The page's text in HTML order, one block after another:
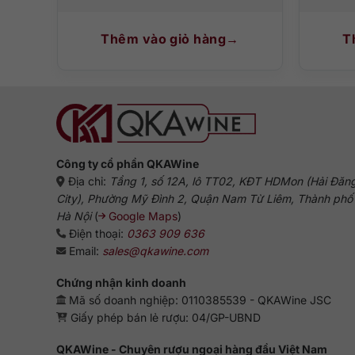
Thêm vào giỏ hàng
Công ty cổ phần QKAWine
Địa chỉ: Tầng 1, số 12A, lô TT02, KĐT HDMon (Hải
City), Phường Mỹ Đình 2, Quận Nam Từ Liêm, Thành phố
Hà Nội( Google Maps)
Điện thoại: 0363 909 636
Email: sales@qkawine.com
Chứng nhận kinh doanh
Mã số doanh nghiệp: 0110385539 - QKAWine JSC
Giấy phép bán lẻ rượu: 04/GP-UBND
QKAWine - Chuyên rượu ngoại hàng đầu Việt Nam